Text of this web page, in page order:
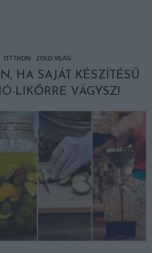
OTTHON ZÖLD VILÁG
HA SAJÁT KÉSZÍTÉSŰ
LIKŐRRE VÁGYSZ!